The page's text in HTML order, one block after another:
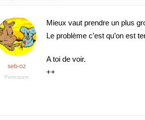
seb-oz
Participant
Mieux vaut prendre un plus
Le problème c’est qu’on est
A toi de voir.
++